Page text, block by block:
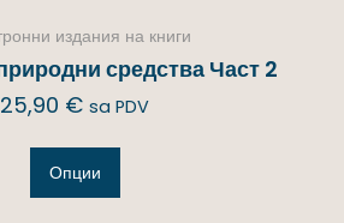
издания на книги
средства Част 2
25,90 € sa PDV
Опции